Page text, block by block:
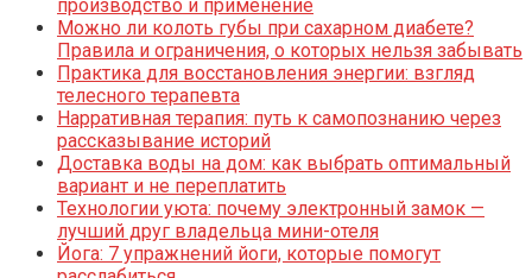
производство и применение
Можно ли колоть губы при сахарном диабете?
Правила и ограничения, о которых нельзя забывать
Практика для восстановления энергии: взгляд
телесного терапевта
Нарративная терапия: путь к самопознанию через
рассказывание историй
Доставка воды на дом: как выбрать оптимальный
вариант и не переплатить
Технологии уюта: почему электронный замок —
лучший друг владельца мини-отеля
Йога: 7 упражнений йоги, которые помогут